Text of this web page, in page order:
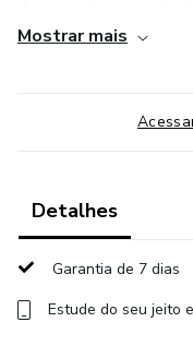
mais consciente.
transformar seus
relevantes.
Administration (MBA)
Foi eleita entre os 20
país pelo Beefpoint
Zootecnistas em
Mostrar mais
Detalhes
Garantia de 7 dias
Estude do seu jeito